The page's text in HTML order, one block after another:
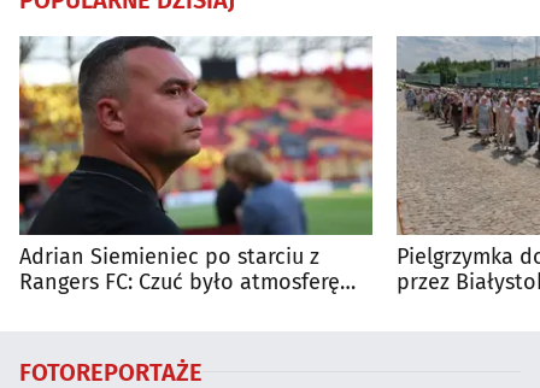
Adrian Siemieniec po starciu z
Rangers FC: Czuć było atmosferę
Pielgrzymka
przez
FOTOREPORTAŻE